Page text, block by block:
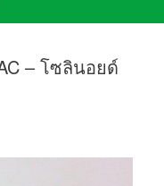
– โซลินอยด์